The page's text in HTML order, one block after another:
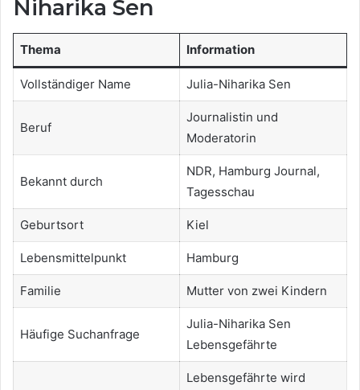
Niharika Sen
Thema Information
Vollständiger Name Julia-Niharika Sen
Beruf
Journalistin und
Moderatorin
Bekannt durch
NDR, Hamburg Journal,
Tagesschau
Geburtsort Kiel
Lebensmittelpunkt Hamburg
Familie Mutter von zwei Kindern
Häufige Suchanfrage
Julia-Niharika Sen
Lebensgefährte
Lebensgefährte wird